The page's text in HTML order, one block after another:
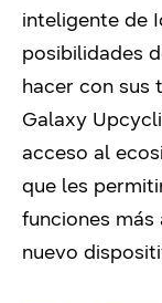
inteligente de
posibilidades
hacer con sus
Galaxy
acceso al
que les
funciones
nuevo